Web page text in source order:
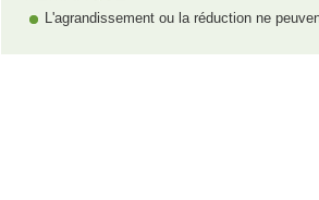
L'agrandissement ou la réduction ne